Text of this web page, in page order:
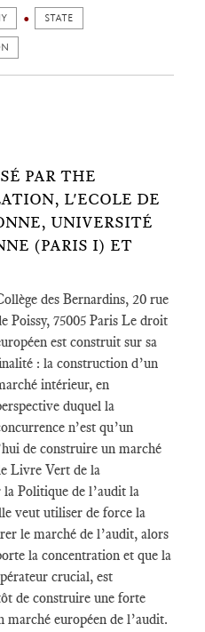
STATE
PAR THE
L'ECOLE DE
UNIVERSITÉ
(PARIS I) ET
des Bernardins, 20 rue
Poissy, 75005 Paris Le droit
est construit sur sa
: la construction d’un
intérieur, en
duquel la
n’est qu’un
de construire un marché
Livre Vert de la
Politique de l’audit la
veut utiliser de force la
le marché de l’audit, alors
la concentration et que la
crucial, est
de construire une forte
européen de l’audit.